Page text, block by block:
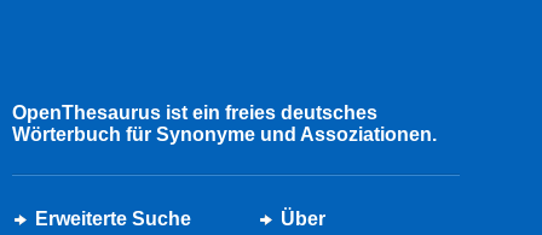
OpenThesaurus ist ein freies deutsches
Wörterbuch für Synonyme und Assoziationen.
Erweiterte Suche Über